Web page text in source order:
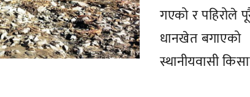
गएको र पहिरोले
धानखेत बगाएको
स्थानीयवासी